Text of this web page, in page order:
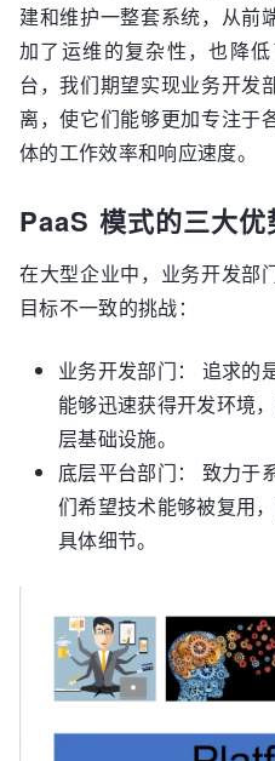
建和维护一整套系统，从前
加了运维的复杂性，也降
台，我们期望实现业务开发
离，使它们能够更加专注于
体的工作效率和响应速度。
PaaS 模式的三大优
在大型企业中，业务开发部
目标不一致的挑战：
业务开发部门： 追求的
能够迅速获得开发环境
层基础设施。
底层平台部门： 致力于
们希望技术能够被复用
具体细节。